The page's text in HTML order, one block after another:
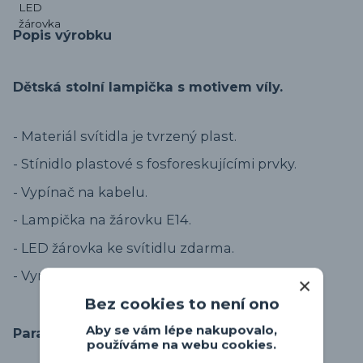
Popis výrobku
Dětská stolní lampička s motivem víly.
- Materiál svítidla je tvrzený plast.
- Stínidlo plastové s fosforeskujícími prvky.
- Vypínač na kabelu.
- Lampička na žárovku E14.
- LED žárovka ke svítidlu zdarma.
- Vyrobeno ve Španělsku.
Parametry
Bez cookies to není ono
Aby se vám lépe nakupovalo,
používáme na webu cookies.